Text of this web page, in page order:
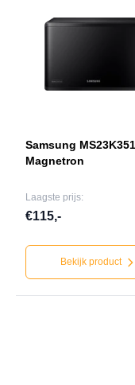
Samsung
Magnetron
Laagste prijs:
€115,-
Bekijk product